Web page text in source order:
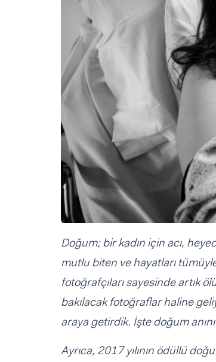
Sorular ve
Doğum; bir kadın için acı,
mutlu biten ve hayatları
fotoğrafçıları sayesinde artık
bakılacak fotoğraflar haline
araya getirdik. İşte doğum
Ayrıca, 2017 yılının ödüllü